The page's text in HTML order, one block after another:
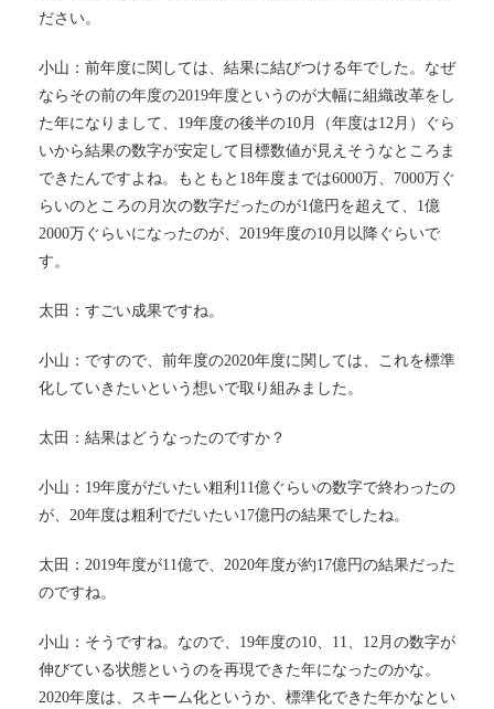
ださい。
小山：前年度に関しては、結果に結びつける年でした。なぜ
ならその前の年度の2019年度というのが大幅に組織改革をし
た年になりまして、19年度の後半の10月（年度は12月）ぐら
いから結果の数字が安定して目標数値が見えそうなところま
できたんですよね。もともと18年度までは6000万、7000万ぐ
らいのところの月次の数字だったのが1億円を超えて、1億
2000万ぐらいになったのが、2019年度の10月以降ぐらいで
す。
太田：すごい成果ですね。
小山：ですので、前年度の2020年度に関しては、これを標準
化していきたいという想いで取り組みました。
太田：結果はどうなったのですか？
小山：19年度がだいたい粗利11億ぐらいの数字で終わったの
が、20年度は粗利でだいたい17億円の結果でしたね。
太田：2019年度が11億で、2020年度が約17億円の結果だった
のですね。
小山：そうですね。なので、19年度の10、11、12月の数字が
伸びている状態というのを再現できた年になったのかな。
2020年度は、スキーム化というか、標準化できた年かなとい